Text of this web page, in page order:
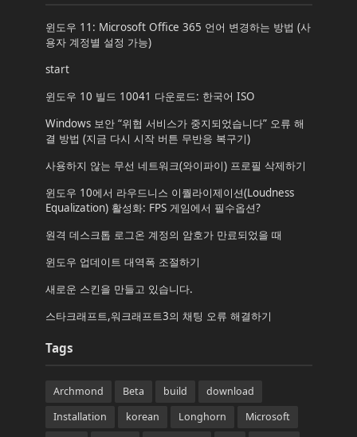
윈도우 11: Microsoft Office 365 언어 변경하는 방법 (사
용자 계정별 설정 가능)
start
윈도우 10 빌드 10041 다운로드: 한국어 ISO
Windows 보안 “위협 서비스가 중지되었습니다” 오류 해
결 방법 (지금 다시 시작 버튼 무반응 복구기)
사용하지 않는 무선 네트워크(와이파이) 프로필 삭제하기
윈도우 10에서 라우드니스 이퀄라이제이션(Loudness
Equalization) 활성화: FPS 게임에서 필수옵션?
원격 데스크톱 로그온 계정의 암호가 만료되었을 때
윈도우 업데이트 대역폭 조절하기
새로운 스킨을 만들고 있습니다.
스타크래프트,워크래프트3의 채팅 오류 해결하기
Tags
Archmond Beta build
download
Installation
korean Longhorn
Microsoft